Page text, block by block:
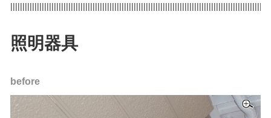
照明器具
before